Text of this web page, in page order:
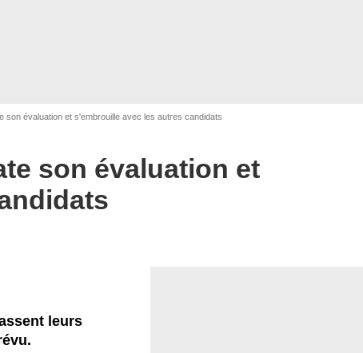
son évaluation et s'embrouille avec les autres candidats
son évaluation et
leurs